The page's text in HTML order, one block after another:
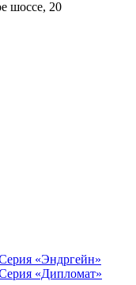
шоссе, 20
«Эндргейн»
«Дипломат»